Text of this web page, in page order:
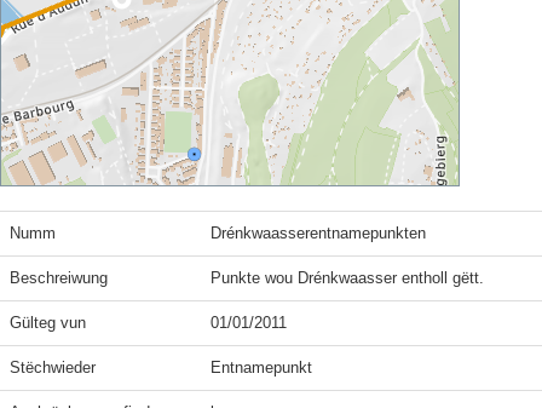
Numm Drénkwaasserentnamepunkten
Beschreiwung Punkte wou Drénkwaasser entholl gëtt.
Gülteg vun 01/01/2011
Stëchwieder Entnamepunkt